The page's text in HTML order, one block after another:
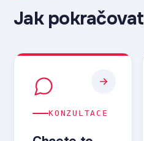
Jak pokračovat
KONZULTACE